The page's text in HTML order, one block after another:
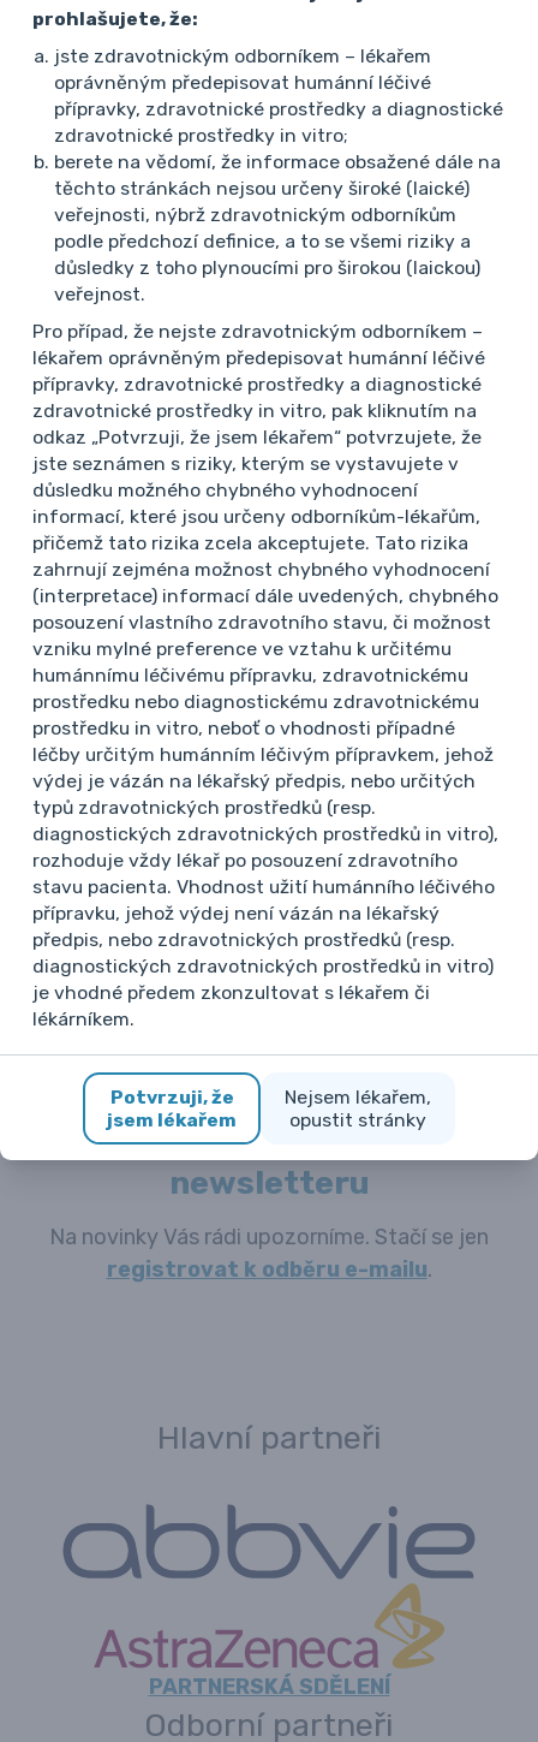
Nejasná diagnóza
Bolesto DKK
Dobry den, prosim o konzultaci nalezu u pacienta.
Muz 51r., Dg.AH, DM na diete, CHZI, recentne st.p.
PCI pro NAP 3/2026. Pacient si dlouhodobe
stezuje na bolesti svalu dolnich koncetin,
pozoruje jiz od listopadu 2025, popisuje jako
hlavne namahovou b...
0 28. 7. 2026 Číst více
Internista
Nejasná diagnóza
Patologie kostniho mtb
Dobrý den, prosím o konzultaci. Jedná se o
mladého pacienta, muž, ročník 2007. Bez
přidružených dg., bez obtíží. V rámci vstupní
prohlídky byla zjištěna elevace ALP nejasné
etiologii, v kontrolách opakovaně zvýšeno. Viz.
přílohy. USG bricha bez patol...
2 27. 7. 2026 Číst více
Internista
Nejasná diagnóza
Chronický únavový syndrom?
Dobrý den, vážení kolegové, prosím o radu u mého
pacienta. Jedná se o muže, 42let, odeslaného k
dalšímu došetření na hematologickou ambulanci.
Pacient se dlouhodobě léčí s migrénami, nyní na
biol. léčbě, jinak bez dalších komorbidit. Asi rok se
potýk...
15. 1. 2026 Číst více
Přihlaste se k odběru
newsletteru
Na novinky Vás rádi upozorníme. Stačí se jen
registrovat k odběru e-mailu.
Hlavní partneři
PARTNERSKÁ SDĚLENÍ
Odborní partneři
prohlašujete, že:
jste zdravotnickým odborníkem – lékařem
oprávněným předepisovat humánní léčivé
přípravky, zdravotnické prostředky a diagnostické
zdravotnické prostředky in vitro;
berete na vědomí, že informace obsažené dále na
těchto stránkách nejsou určeny široké (laické)
veřejnosti, nýbrž zdravotnickým odborníkům
podle předchozí definice, a to se všemi riziky a
důsledky z toho plynoucími pro širokou (laickou)
veřejnost.
Pro případ, že nejste zdravotnickým odborníkem –
lékařem oprávněným předepisovat humánní léčivé
přípravky, zdravotnické prostředky a diagnostické
zdravotnické prostředky in vitro, pak kliknutím na
odkaz „Potvrzuji, že jsem lékařem“ potvrzujete, že
jste seznámen s riziky, kterým se vystavujete v
důsledku možného chybného vyhodnocení
informací, které jsou určeny odborníkům-lékařům,
přičemž tato rizika zcela akceptujete. Tato rizika
zahrnují zejména možnost chybného vyhodnocení
(interpretace) informací dále uvedených, chybného
posouzení vlastního zdravotního stavu, či možnost
vzniku mylné preference ve vztahu k určitému
humánnímu léčivému přípravku, zdravotnickému
prostředku nebo diagnostickému zdravotnickému
prostředku in vitro, neboť o vhodnosti případné
léčby určitým humánním léčivým přípravkem, jehož
výdej je vázán na lékařský předpis, nebo určitých
typů zdravotnických prostředků (resp.
diagnostických zdravotnických prostředků in vitro),
rozhoduje vždy lékař po posouzení zdravotního
stavu pacienta. Vhodnost užití humánního léčivého
přípravku, jehož výdej není vázán na lékařský
předpis, nebo zdravotnických prostředků (resp.
diagnostických zdravotnických prostředků in vitro)
je vhodné předem zkonzultovat s lékařem či
lékárníkem.
Potvrzuji, že
jsem lékařem
Nejsem lékařem,
opustit stránky